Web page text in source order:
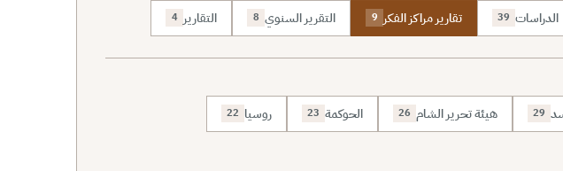
الدراسات 39 تقارير مراكز الفكر 9 التقرير السنوي 8 التقارير 4
29 هيئة تحرير الشام 26 الحوكمة 23 روسيا 22